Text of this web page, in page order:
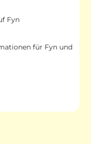
Fyn
für Fyn und